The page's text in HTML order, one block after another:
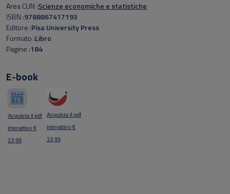
specifici indicatori di performance.
Area CUN Scienze economiche e statistiche
ISBN 9788867417193
Editore Pisa University Press
Formato Libro
Pagine 184
E-book
Acquista il pdf
interattivo €
13,99
Acquista il pdf
interattivo €
13,99